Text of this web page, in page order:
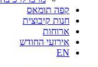
קפה תומאס
חנות קיבוצית
ארוחות
אירועי החודש
EN